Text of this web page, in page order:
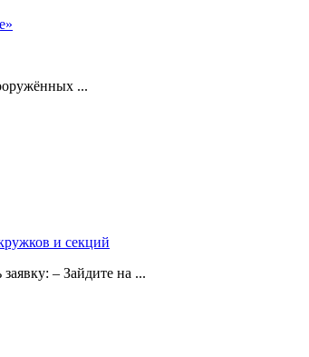
...
и секций
– Зайдите на ...